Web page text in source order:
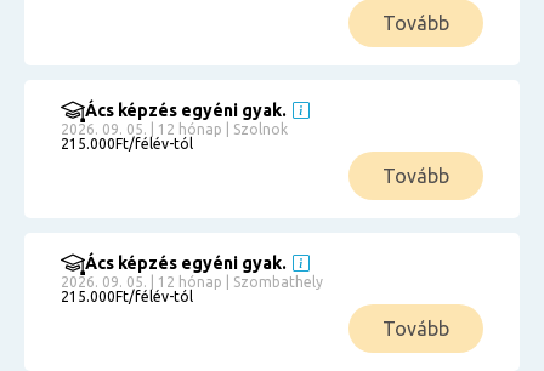
Tovább
Ács képzés egyéni gyak.
2026. 09. 05. | 12 hónap | Szolnok
215.000Ft/félév-tól
Tovább
Ács képzés egyéni gyak.
2026. 09. 05. | 12 hónap | Szombathely
215.000Ft/félév-tól
Tovább